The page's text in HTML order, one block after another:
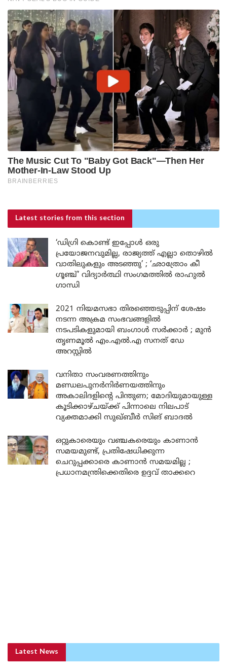
Latest stories from this section
‘ഡിഗ്രി കൊണ്ട് ഇപ്പോൾ ഒരു
പ്രയോജനവുമില്ല, രാജ്യത്ത് എല്ലാ തൊഴിൽ
വാതിലുകളും അടഞ്ഞു’ ; ‘ഛാത്രോം കീ
ഗൂഞ്ച്’ വിദ്യാർത്ഥി സംഗമത്തിൽ രാഹുൽ
ഗാന്ധി
2021 നിയമസഭാ തിരഞ്ഞെടുപ്പിന് ശേഷം
നടന്ന അക്രമ സംഭവങ്ങളിൽ
നടപടികളുമായി ബംഗാൾ സർക്കാർ ; മുൻ
തൃണമൂൽ എം.എൽ.എ സനത് ഡേ
അറസ്റ്റിൽ
വനിതാ സംവരണത്തിനും
മണ്ഡലപുനർനിർണയത്തിനും
അകാലിദളിന്റെ പിന്തുണ; മോദിയുമായുള്ള
കൂടിക്കാഴ്ചയ്ക്ക് പിന്നാലെ നിലപാട്
വ്യക്തമാക്കി സുഖ്ബീർ സിങ് ബാദൽ
ഒറ്റുകാരെയും വഞ്ചകരെയും കാണാൻ
സമയമുണ്ട്, പ്രതിഷേധിക്കുന്ന
ചെറുപ്പക്കാരെ കാണാൻ സമയമില്ല ;
പ്രധാനമന്ത്രിക്കെതിരെ ഉദ്ദവ് താക്കറെ
Latest News